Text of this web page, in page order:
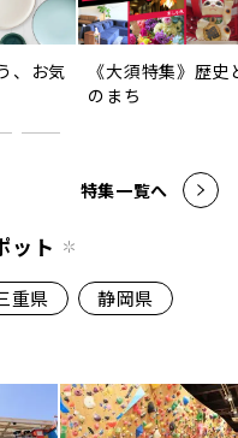
、お気
《大須特集》歴史
のまち
特集一覧へ
ット
重県 静岡県